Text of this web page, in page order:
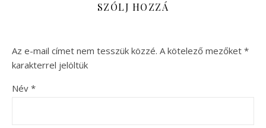
SZÓLJ HOZZÁ
Az e-mail címet nem tesszük közzé. A kötelező mezőket *
karakterrel jelöltük
Név *